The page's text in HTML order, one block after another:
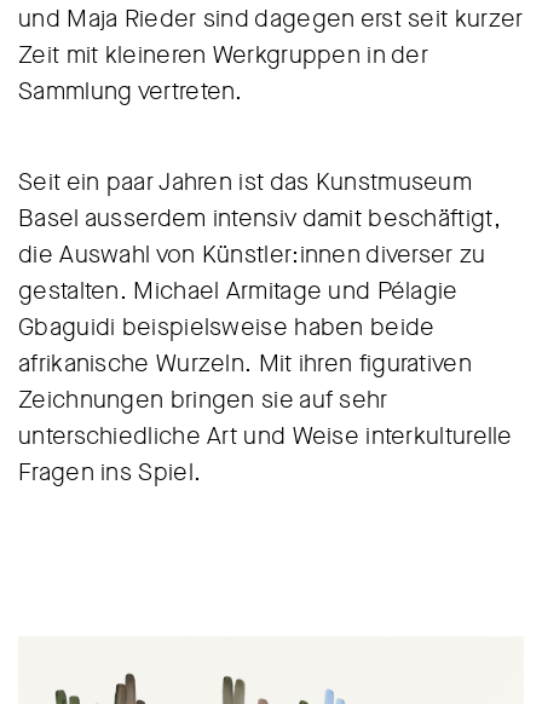
und Maja Rieder sind dagegen erst seit kurzer
Zeit mit kleineren Werkgruppen in der
Sammlung vertreten.
Seit ein paar Jahren ist das Kunstmuseum
Basel ausserdem intensiv damit beschäftigt,
die Auswahl von Künstler:innen diverser zu
gestalten. Michael Armitage und Pélagie
Gbaguidi beispielsweise haben beide
afrikanische Wurzeln. Mit ihren figurativen
Zeichnungen bringen sie auf sehr
unterschiedliche Art und Weise interkulturelle
Fragen ins Spiel.